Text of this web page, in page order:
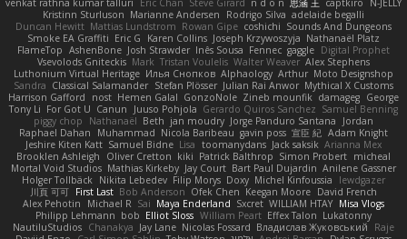
venkat rathna kumar talluri
Eric Chan Steve Girard n d o n 思涵 王 captkiro
N-JELLY
Kristinn Sturluson Marianne Andersen Rodrigo Silva adelaide begalli
Duncan Hewitt Mattias Lundstrom Rowan Gipe coshichi Sounds And Dungeons
Smoke EA Graffiti Eric G Karen Collins Joseph Krzywoszyja Nathanaël Platz
FlameTop AshenBone Josh Strawder Inês Sousa Fennec gaggle Digital Prophet
Vsevolods Gniteckis Mark Tristan Voulelis Walter Weaver Alex Stephens
Luthonium Virtual Heritage Илья Снопков Alphaology Arthur Moto Designshop
Sandra Classical Salamander Stefan Plösser Julian Rai Anwor Mythical X Customs
Harrison Gafford
nost Hemen Galal GonzoNole Zineb mounfik damageg George
Tony Li For Got U Canun Juuso Pohjola Gerardo Quiros Sanchez Samuel Benning
piggy chop
Nathanaël Beth jan moudry Jorge Panduro Santana
Jordan
Raphael Dahan
Muhammad Nicola Baribeau gavin poss 宣臣 紀 Adam Knight
Jeshire Kiten Katt Samuel Bidne Lisa toomanydans Jack saksik Arianna Mex
Brooklen Ashleigh
Oliver Cretton kiki Patrick Balthrop Simon Probert micheal
Mortal Void Studios Mathias Kirkeby Jay Court Bart Paul Dujardin Anilene Gassner
Holger Tollbäck Nikita Lebedev Filip Morys Doxy Michel Kinfoussia
lewdgazer
川頁 可可 First Last Bob Anderson Ofek Chen Keegan Moore David French
Alex Pehotin
Michael R Sai Maya Enderland Sxcret WILLIAM HTAY Misa Vlogs
Philipp Lehmann bob Elliot Sloss William Peart Effex Talon Lukatonny
NautiluStudios Chanakya Jay Lane Nicolas Fossard Владислав Жуковський
Raje